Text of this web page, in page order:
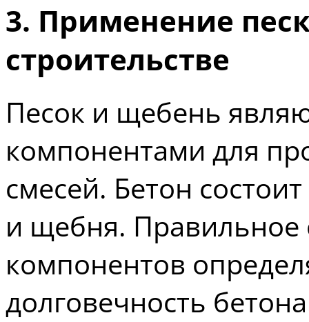
3. Применение
строительстве
Песок и щебень
компонентами для
смесей. Бетон
и щебня. Правильное
компонентов
долговечность